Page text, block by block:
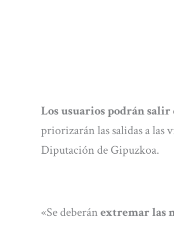
Los usuarios podrán
priorizarán las salidas a las
Diputación de Gipuzkoa.
«Se deberánextremar las